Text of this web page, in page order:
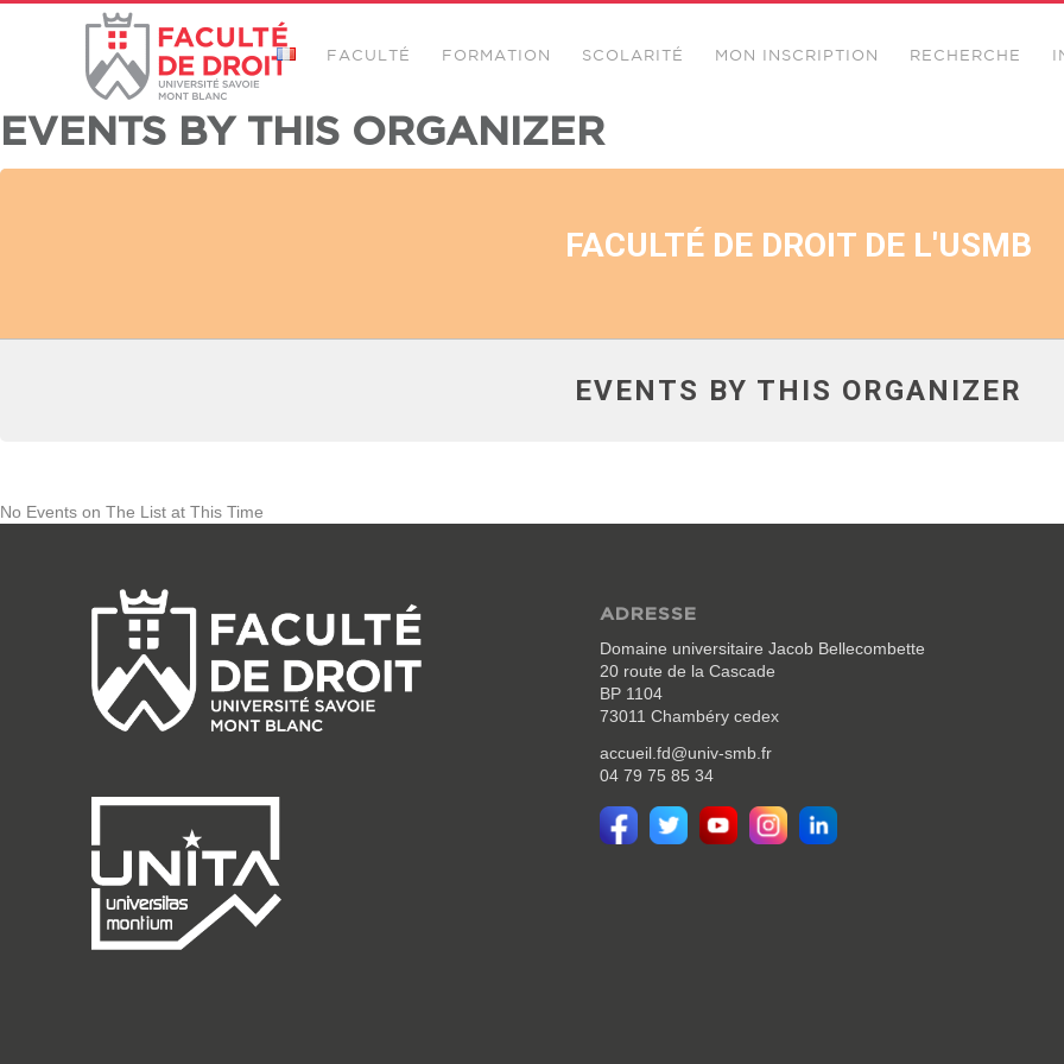
FACULTÉ FORMATION SCOLARITÉ MON INSCRIPTION RECHERCHE
EVENTS BY THIS ORGANIZER
FACULTÉ DE DROIT DE L'USMB
EVENTS BY THIS ORGANIZER
No Events on The List at This Time
ADRESSE
Domaine universitaire Jacob Bellecombette
20 route de la Cascade
BP 1104
73011 Chambéry cedex
accueil.fd@univ-smb.fr
04 79 75 85 34